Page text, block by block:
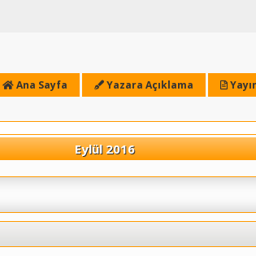
Ana Sayfa Yazara Açıklama
Eylül 2016